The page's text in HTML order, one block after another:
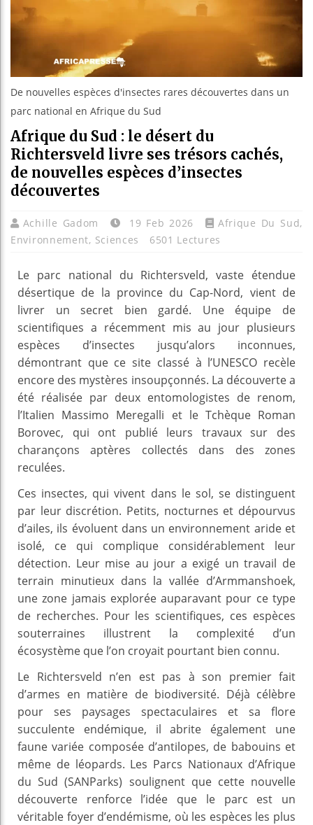
De nouvelles espèces d'insectes rares découvertes dans un
parc national en Afrique du Sud
Afrique du Sud : le désert du
Richtersveld livre ses trésors cachés,
de nouvelles espèces d’insectes
découvertes
Achille Gadom 19 Feb 2026 Afrique Du Sud,
Environnement, Sciences 6501 Lectures
Le parc national du Richtersveld, vaste étendue
désertique de la province du Cap-Nord, vient de
livrer un secret bien gardé. Une équipe de
scientifiques a récemment mis au jour plusieurs
espèces d’insectes jusqu’alors inconnues,
démontrant que ce site classé à l’UNESCO recèle
encore des mystères insoupçonnés. La découverte a
été réalisée par deux entomologistes de renom,
l’Italien Massimo Meregalli et le Tchèque Roman
Borovec, qui ont publié leurs travaux sur des
charançons aptères collectés dans des zones
reculées.
Ces insectes, qui vivent dans le sol, se distinguent
par leur discrétion. Petits, nocturnes et dépourvus
d’ailes, ils évoluent dans un environnement aride et
isolé, ce qui complique considérablement leur
détection. Leur mise au jour a exigé un travail de
terrain minutieux dans la vallée d’Armmanshoek,
une zone jamais explorée auparavant pour ce type
de recherches. Pour les scientifiques, ces espèces
souterraines illustrent la complexité d’un
écosystème que l’on croyait pourtant bien connu.
Le Richtersveld n’en est pas à son premier fait
d’armes en matière de biodiversité. Déjà célèbre
pour ses paysages spectaculaires et sa flore
succulente endémique, il abrite également une
faune variée composée d’antilopes, de babouins et
même de léopards. Les Parcs Nationaux d’Afrique
du Sud (SANParks) soulignent que cette nouvelle
découverte renforce l’idée que le parc est un
véritable foyer d’endémisme, où les espèces les plus